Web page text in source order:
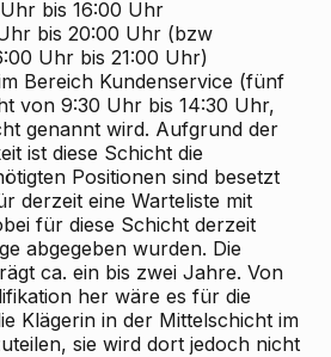
bis 16:00 Uhr
bis 20:00 Uhr (bzw
Uhr bis 21:00 Uhr)
Bereich Kundenservice (fünf
von 9:30 Uhr bis 14:30 Uhr,
genannt wird. Aufgrund der
ist diese Schicht die
Positionen sind besetzt
derzeit eine Warteliste mit
für diese Schicht derzeit
abgegeben wurden. Die
ca. ein bis zwei Jahre. Von
her wäre es für die
Klägerin in der Mittelschicht im
sie wird dort jedoch nicht